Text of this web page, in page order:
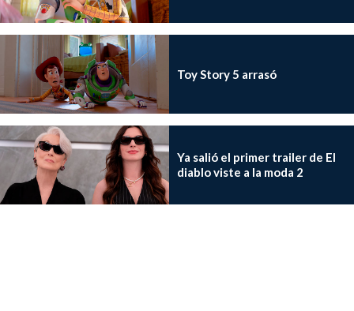
Toy Story 5 arrasó
Ya salió el primer trailer de El
diablo viste a la moda 2